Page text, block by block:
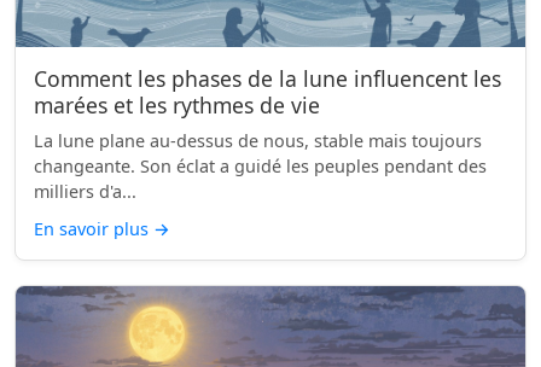
Comment les phases de la lune influencent les
marées et les rythmes de vie
La lune plane au-dessus de nous, stable mais toujours
changeante. Son éclat a guidé les peuples pendant des
milliers d'a...
En savoir plus →